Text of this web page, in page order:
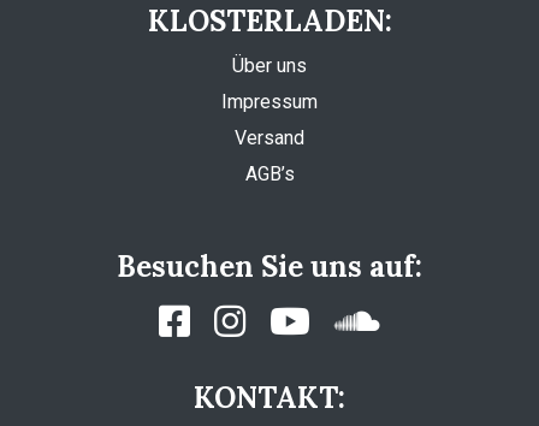
KLOSTERLADEN:
Über uns
Impressum
Versand
AGB’s
Besuchen Sie uns auf:
KONTAKT: